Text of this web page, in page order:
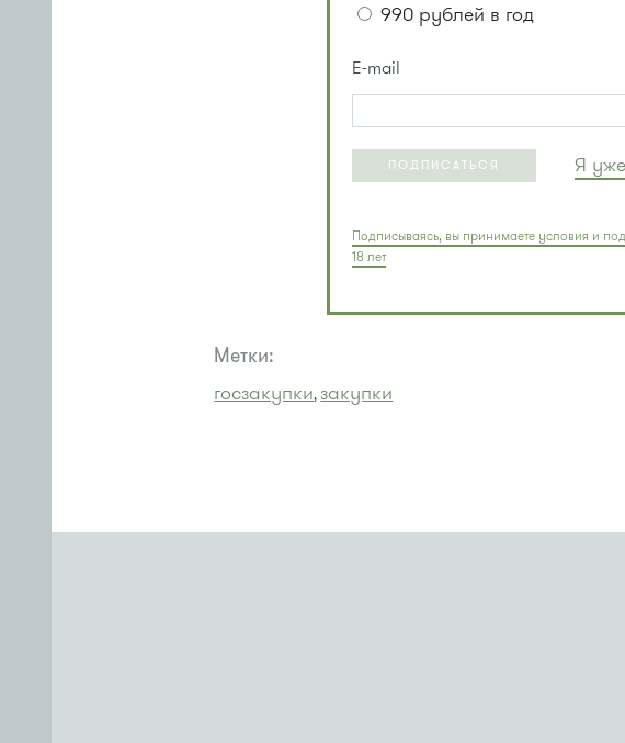
990 рублей в год
E-mail
ПОДПИСАТЬСЯ Я
Подписываясь, вы принимаете условия и
18 лет
Метки:
госзакупки,закупки